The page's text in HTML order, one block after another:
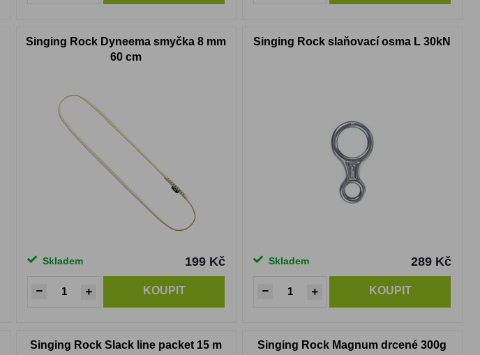
Singing Rock Dyneema smyčka 8 mm
60 cm
Skladem 199 Kč
KOUPIT
Singing Rock slaňovací osma L 30kN
Skladem 289 Kč
KOUPIT
Singing Rock Slack line packet 15 m Singing Rock Magnum drcené 300g